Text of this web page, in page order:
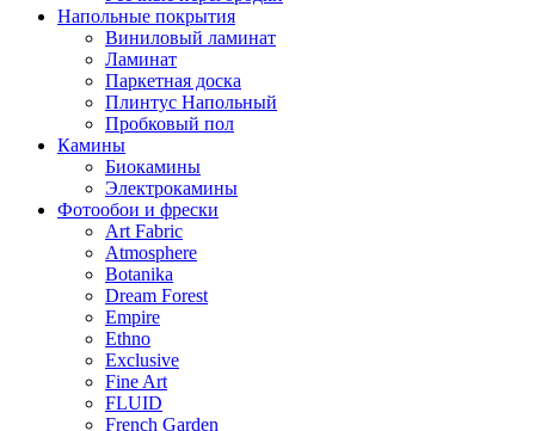
Напольные покрытия
Виниловый ламинат
Ламинат
Паркетная доска
Плинтус Напольный
Пробковый пол
Камины
Биокамины
Электрокамины
Фотообои и фрески
Art Fabric
Atmosphere
Botanika
Dream Forest
Empire
Ethno
Exclusive
Fine Art
FLUID
French Garden